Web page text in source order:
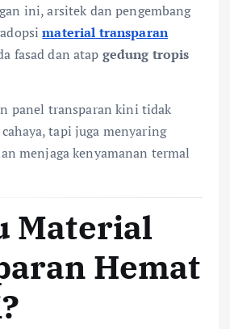
ini, arsitek dan pengembang
material transparan
fasad dan atap gedung tropis
panel transparan kini tidak
tapi juga menyaring
menjaga kenyamanan termal
Material
Hemat